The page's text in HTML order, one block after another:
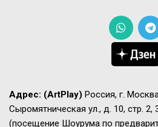
Адрес: (ArtPlay) Россия, г.
Сыромятническая ул., д. 10, стр. 2,
(посещение Шоурума по